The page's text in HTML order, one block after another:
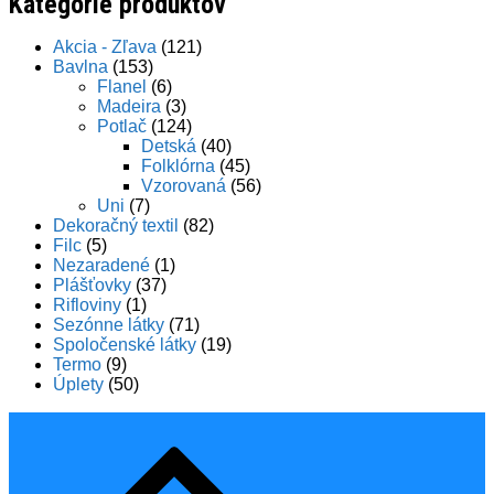
Akcia - Zľava (121)
Bavlna (153)
Flanel (6)
Madeira (3)
Potlač (124)
Detská (40)
Folklórna (45)
Vzorovaná (56)
Uni (7)
Dekoračný textil (82)
Filc (5)
Nezaradené (1)
Plášťovky (37)
Rifloviny (1)
Sezónne látky (71)
Spoločenské látky (19)
Termo (9)
Úplety (50)